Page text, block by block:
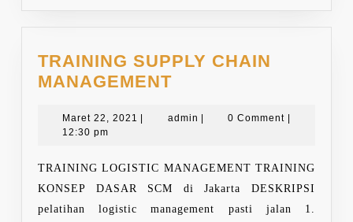
TRAINING SUPPLY CHAIN
MANAGEMENTTRAINING
CHAIN
Maret 22, 2021 Maret
| admin admin
| 0 Comment |
12:30 pm
TRAINING LOGISTIC MANAGEMENT TRAINING
KONSEP DASAR SCM di Jakarta DESKRIPSI
pelatihan logistic management pasti jalan 1.